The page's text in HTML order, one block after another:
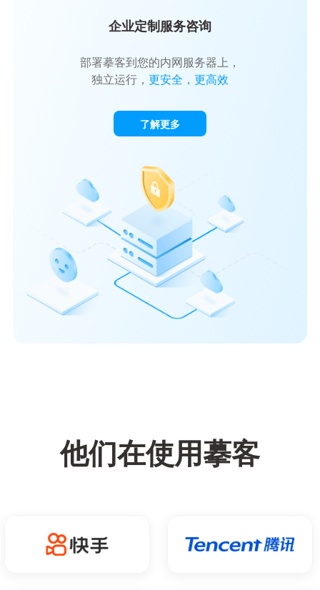
企业定制服务咨询
部署摹客到您的内网服务器上，
独立运行， 更安全，更高效
了解更多
他们在使用摹客